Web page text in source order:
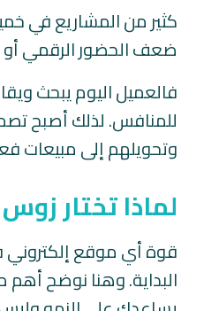
كثير من المشاريع في
ضعف الحضور الرقمي أو
فالعميل اليوم يبحث
للمنافس. لذلك أصبح
وتحويلهم إلى مبيعات
لماذا تختار
قوة أي موقع إلكتروني
البداية. وهنا نوضح